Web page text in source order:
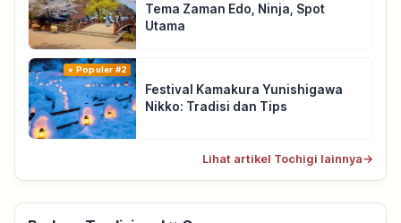
Tema Zaman Edo, Ninja, Spot
Utama
Populer #2
Festival Kamakura Yunishigawa
Nikko: Tradisi dan Tips
Lihat artikel Tochigi lainnya→